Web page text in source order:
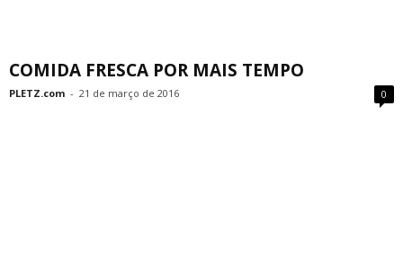
COMIDA FRESCA POR MAIS TEMPO
PLETZ.com - 21 de março de 2016 0